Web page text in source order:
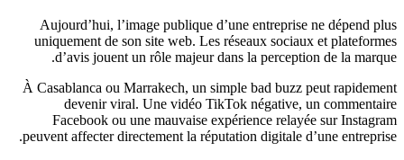
Aujourd’hui, l’image publique d’une entreprise ne dépend plus
uniquement de son site web. Les réseaux sociaux et plateformes
d’avis jouent un rôle majeur dans la perception de la marque.
À Casablanca ou Marrakech, un simple bad buzz peut rapidement
devenir viral. Une vidéo TikTok négative, un commentaire
Facebook ou une mauvaise expérience relayée sur Instagram
peuvent affecter directement la réputation digitale d’une entreprise.